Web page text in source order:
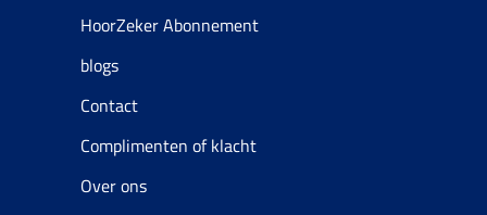
HoorZeker Abonnement
blogs
Contact
Complimenten of klacht
Over ons